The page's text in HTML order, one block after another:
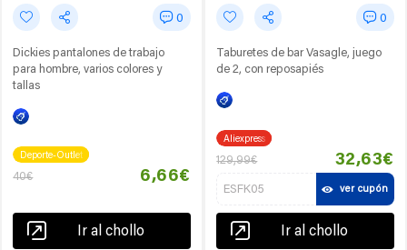
0
Dickies pantalones de trabajo
para hombre, varios colores y
tallas
Deporte-Outlet
40€ 6,66€
Ir al chollo
0
Taburetes de bar Vasagle, juego
de 2, con reposapiés
Aliexpress
129,99€ 32,63€
ESFK05 ver cupón
Ir al chollo